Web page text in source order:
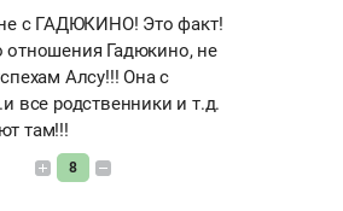
с ГАДЮКИНО! Это факт!
отношения Гадюкино, не
Алсу!!! Она с
все родственники и т.д.
там!!!
8